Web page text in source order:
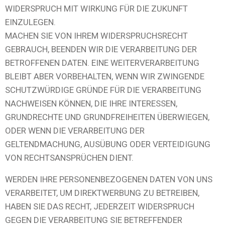
WIDERSPRUCH MIT WIRKUNG FÜR DIE ZUKUNFT
EINZULEGEN.
MACHEN SIE VON IHREM WIDERSPRUCHSRECHT
GEBRAUCH, BEENDEN WIR DIE VERARBEITUNG DER
BETROFFENEN DATEN. EINE WEITERVERARBEITUNG
BLEIBT ABER VORBEHALTEN, WENN WIR ZWINGENDE
SCHUTZWÜRDIGE GRÜNDE FÜR DIE VERARBEITUNG
NACHWEISEN KÖNNEN, DIE IHRE INTERESSEN,
GRUNDRECHTE UND GRUNDFREIHEITEN ÜBERWIEGEN,
ODER WENN DIE VERARBEITUNG DER
GELTENDMACHUNG, AUSÜBUNG ODER VERTEIDIGUNG
VON RECHTSANSPRÜCHEN DIENT.
WERDEN IHRE PERSONENBEZOGENEN DATEN VON UNS
VERARBEITET, UM DIREKTWERBUNG ZU BETREIBEN,
HABEN SIE DAS RECHT, JEDERZEIT WIDERSPRUCH
GEGEN DIE VERARBEITUNG SIE BETREFFENDER